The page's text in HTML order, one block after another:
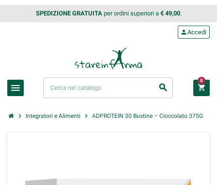
SPEDIZIONE GRATUITAper ordini superiori a € 49,00.
menu search
personAccedi
shopping_cart
0
chevron_right Integratori e Alimenti chevron_right ADPROTEIN 30 Bustine – Cioccolato 375G